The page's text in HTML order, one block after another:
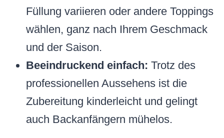
Füllung variieren oder andere Toppings
wählen, ganz nach Ihrem Geschmack
und der Saison.
Beeindruckend einfach: Trotz des
professionellen Aussehens ist die
Zubereitung kinderleicht und gelingt
auch Backanfängern mühelos.